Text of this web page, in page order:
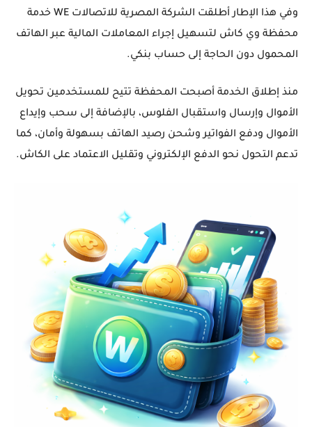
وفي هذا الإطار أطلقت الشركة المصرية للاتصالات WE خدمة
محفظة وي كاش لتسهيل إجراء المعاملات المالية عبر الهاتف
المحمول دون الحاجة إلى حساب بنكي.
منذ إطلاق الخدمة أصبحت المحفظة تتيح للمستخدمين تحويل
الأموال وإرسال واستقبال الفلوس، بالإضافة إلى سحب وإيداع
الأموال ودفع الفواتير وشحن رصيد الهاتف بسهولة وأمان، كما
تدعم التحول نحو الدفع الإلكتروني وتقليل الاعتماد على الكاش.